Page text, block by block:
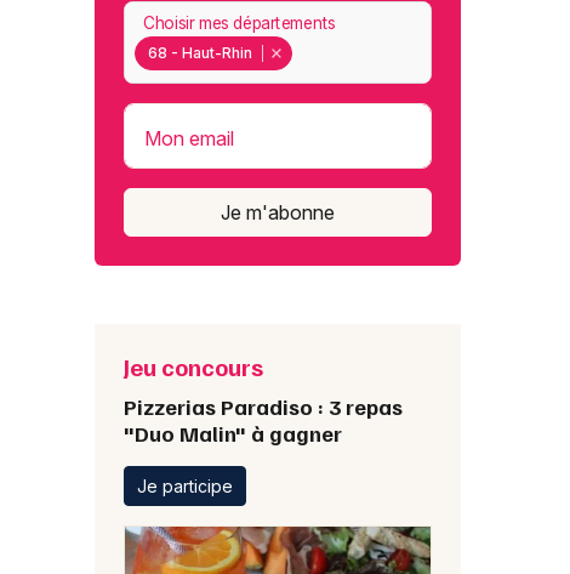
68 - Haut-Rhin
Choisir mes départements
Mon email
Je m'abonne
Jeu concours
Pizzerias Paradiso : 3 repas
"Duo Malin" à gagner
Je participe